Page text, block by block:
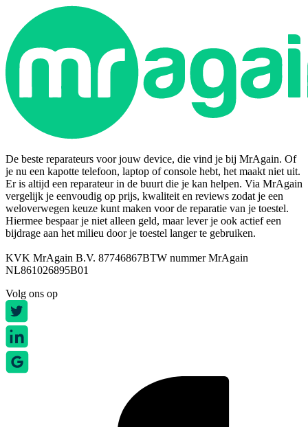
De beste reparateurs voor jouw device, die vind je bij MrAgain. Of
je nu een kapotte telefoon, laptop of console hebt, het maakt niet uit.
Er is altijd een reparateur in de buurt die je kan helpen. Via MrAgain
vergelijk je eenvoudig op prijs, kwaliteit en reviews zodat je een
weloverwegen keuze kunt maken voor de reparatie van je toestel.
Hiermee bespaar je niet alleen geld, maar lever je ook actief een
bijdrage aan het milieu door je toestel langer te gebruiken.
KVK MrAgain B.V. 87746867BTW nummer MrAgain
NL861026895B01
Volg ons op